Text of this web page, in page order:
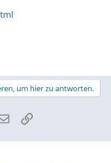
um hier zu antworten.
E-MailLink